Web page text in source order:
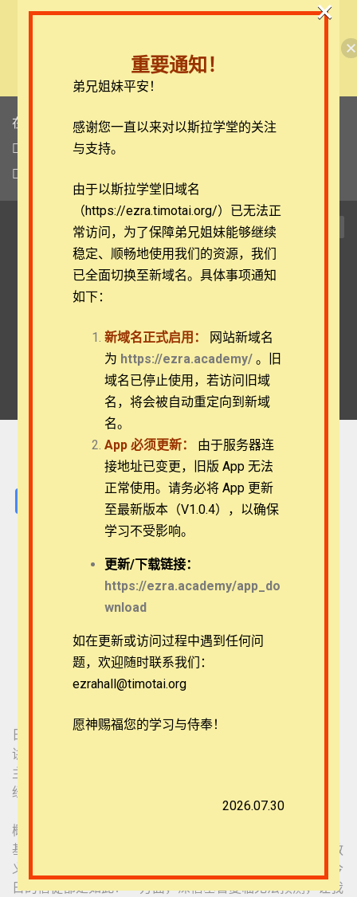
在线客服
ezrahall@timotai.org
蔡弟兄：光明之子的三重使
Videos 蔡弟兄：光明之子的三重使命
Facebook
Twitter
Telegram
Email
Line
日期： 2023年7月9日
讲员：蔡弟兄
主题：光明之子的三重使命
经文：帖前5：1-11
概要：
基督耶稣再来对于信徒在世生活是非常重要的，无论是在教
义、生活和使命三个层面，对于当时帖撒罗尼迦信徒或是今
日的信徒都是如此！一方面，深信基督复临无法预测，让我
重要通知！
弟兄姐妹平安！
感谢您一直以来对以斯拉学堂的关注
与支持。
由于以斯拉学堂旧域名
（https://ezra.timotai.org/）已无法正
常访问， 为了保障弟兄姐妹能够继续
稳定、顺畅地使用我们的资源，我们
已全面切换至新域名。具体事项通知
如下：
新域名正式启用：
网站新域名
为 https://ezra.academy/ 。旧
域名已停止使用，若访问旧域
名，将会被自动重定向到新域
名。
App必须更新：
由于服务器连
接地址已变更，旧版 App 无法
正常使用。请务必将 App 更新
至最新版本（V1.0.4），以确保
学习不受影响。
更新/下载链接：
https://ezra.academy/app_do
wnload
如在更新或访问过程中遇到任何问
题，欢迎随时联系我们：
ezrahall@timotai.org
愿神赐福您的学习与侍奉！
2026.07.30
×
查看课程